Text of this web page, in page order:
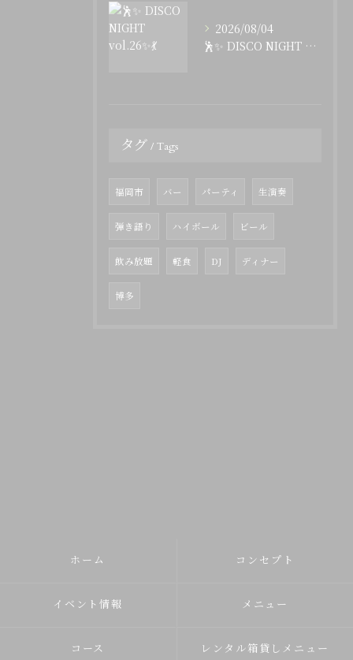
2026/08/04
🕺✨ DISCO NIGHT vol.26✨💃
タグ Tags
福岡市 バー パーティ 生演奏
弾き語り ハイボール ビール
飲み放題 軽食 DJ ディナー
博多
ホーム コンセプト
イベント情報 メニュー
コース レンタル箱貸しメニュー